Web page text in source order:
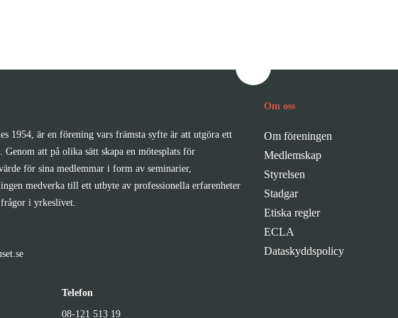
1954, är en förening vars främsta syfte är att utgöra ett
att på olika sätt skapa en mötesplats för
för sina medlemmar i form av seminarier,
medverka till ett utbyte av professionella erfarenheter
i yrkeslivet.
Telefon
08-121 513 19
Om oss
Om föreningen
Medlemskap
Styrelsen
Stadgar
Etiska regler
ECLA
Dataskyddspolicy